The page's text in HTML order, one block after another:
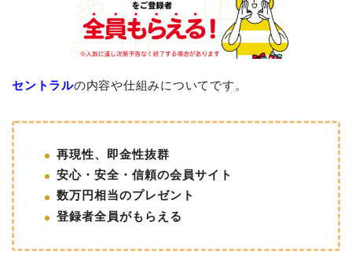
セントラルの内容や仕組みについてです。
再現性、即金性抜群
安心・安全・信頼の会員サイト
数万円相当のプレゼント
登録者全員がもらえる